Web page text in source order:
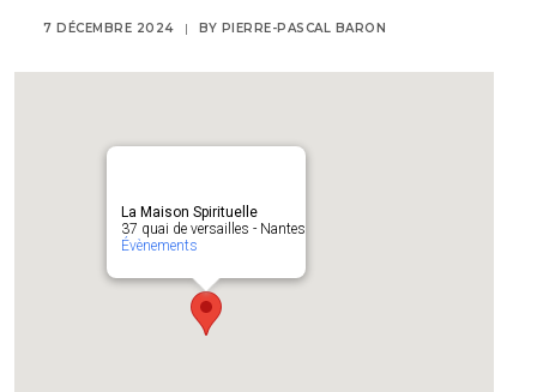
7 DÉCEMBRE 2024 | BY PIERRE-PASCAL BARON
La Maison Spirituelle
37 quai de versailles - Nantes
Évènements